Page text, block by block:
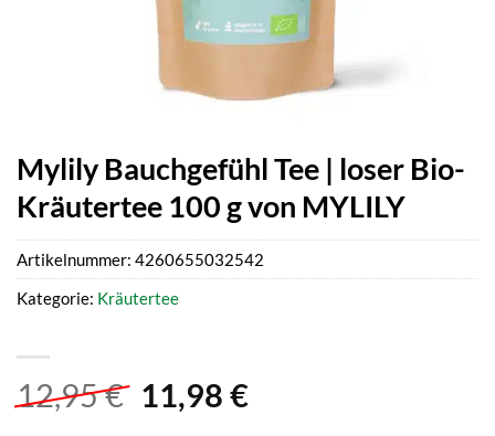
Mylily Bauchgefühl Tee | loser Bio-
Kräutertee 100 g von MYLILY
12,95€ Ursprünglicher
11,98 €Aktueller
Artikelnummer: 4260655032542
Kategorie: Kräutertee